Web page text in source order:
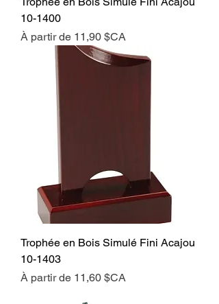
10-1400
À partir de 11,90 $CA
Prix promotionnel
Trophée en Bois Simulé Fini Acajou
10-1403
À partir de 11,60 $CA
Prix promotionnel